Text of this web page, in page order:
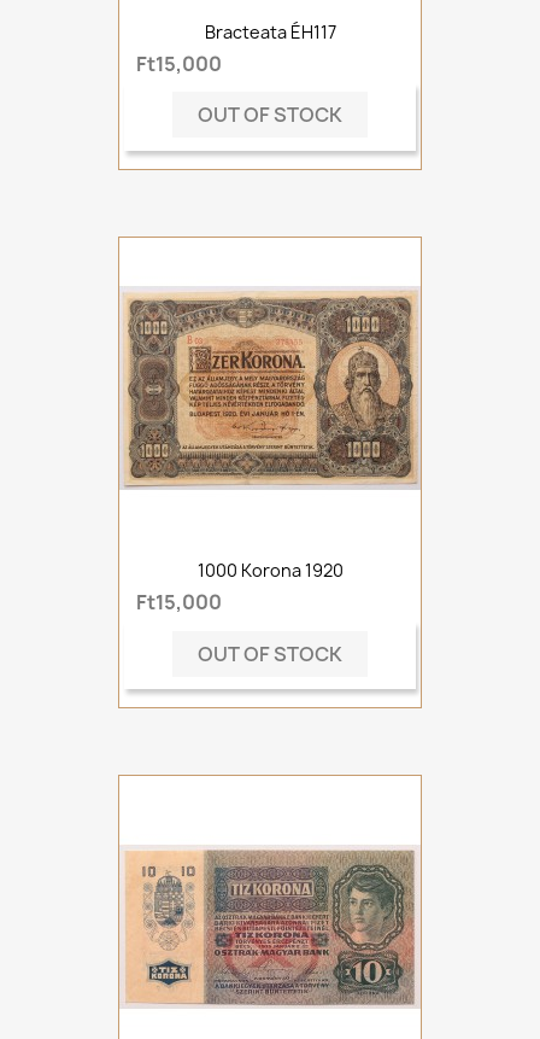
Bracteata ÉH117
Ft15,000
OUT OF STOCK
1000 Korona 1920
Ft15,000
OUT OF STOCK